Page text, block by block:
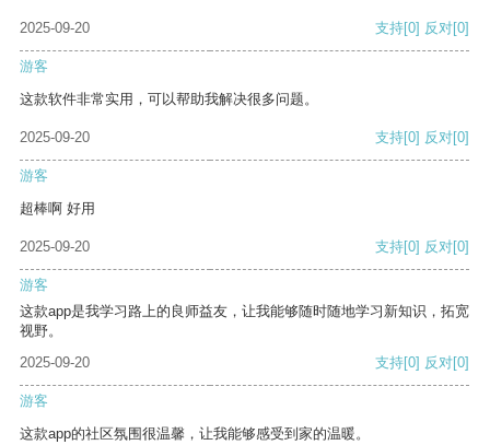
2025-09-20 支持[0] 反对[0]
游客
这款软件非常实用，可以帮助我解决很多问题。
2025-09-20 支持[0] 反对[0]
游客
超棒啊 好用
2025-09-20 支持[0] 反对[0]
游客
这款app是我学习路上的良师益友，让我能够随时随地学习新知识，拓宽
视野。
2025-09-20
支持[0] 反对[0]
游客
这款app的社区氛围很温馨，让我能够感受到家的温暖。